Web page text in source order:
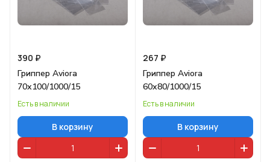
390 ₽
Гриппер Aviora
70х100/1000/15
Есть в наличии
В корзину
267 ₽
Гриппер Aviora
60х80/1000/15
Есть в наличии
В корзину